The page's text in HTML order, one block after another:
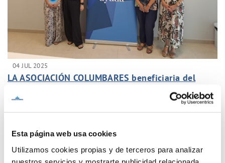
Esta página web usa cookies
Utilizamos cookies propias y de terceros para analizar
04 JUL 2025
LA ASOCIACIÓN COLUMBARES beneficiaria del
Página 8 de 77